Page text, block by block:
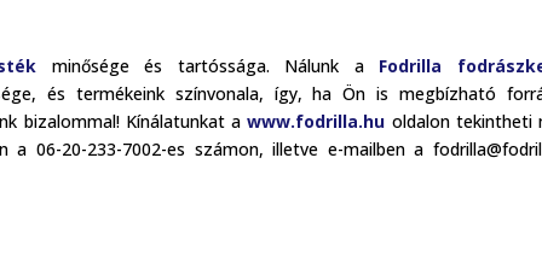
minősége és tartóssága. Nálunk a Fodrilla
és termékeink színvonala, így, ha Ön is megbízható
bizalommal! Kínálatunkat awww.fodrilla.hu oldalon tekintheti
a 06-20-233-7002-es számon, illetve e-mailben a